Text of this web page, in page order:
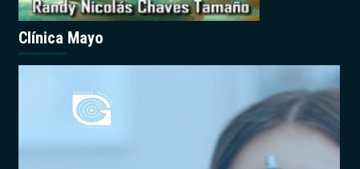
Clínica Mayo